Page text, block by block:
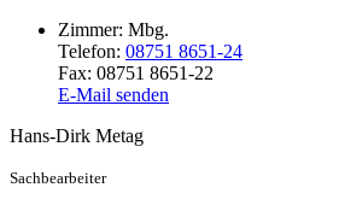
Zimmer: Mbg.
Telefon: 08751 8651-24
Fax: 08751 8651-22
E-Mail senden
Hans-Dirk Metag
Sachbearbeiter